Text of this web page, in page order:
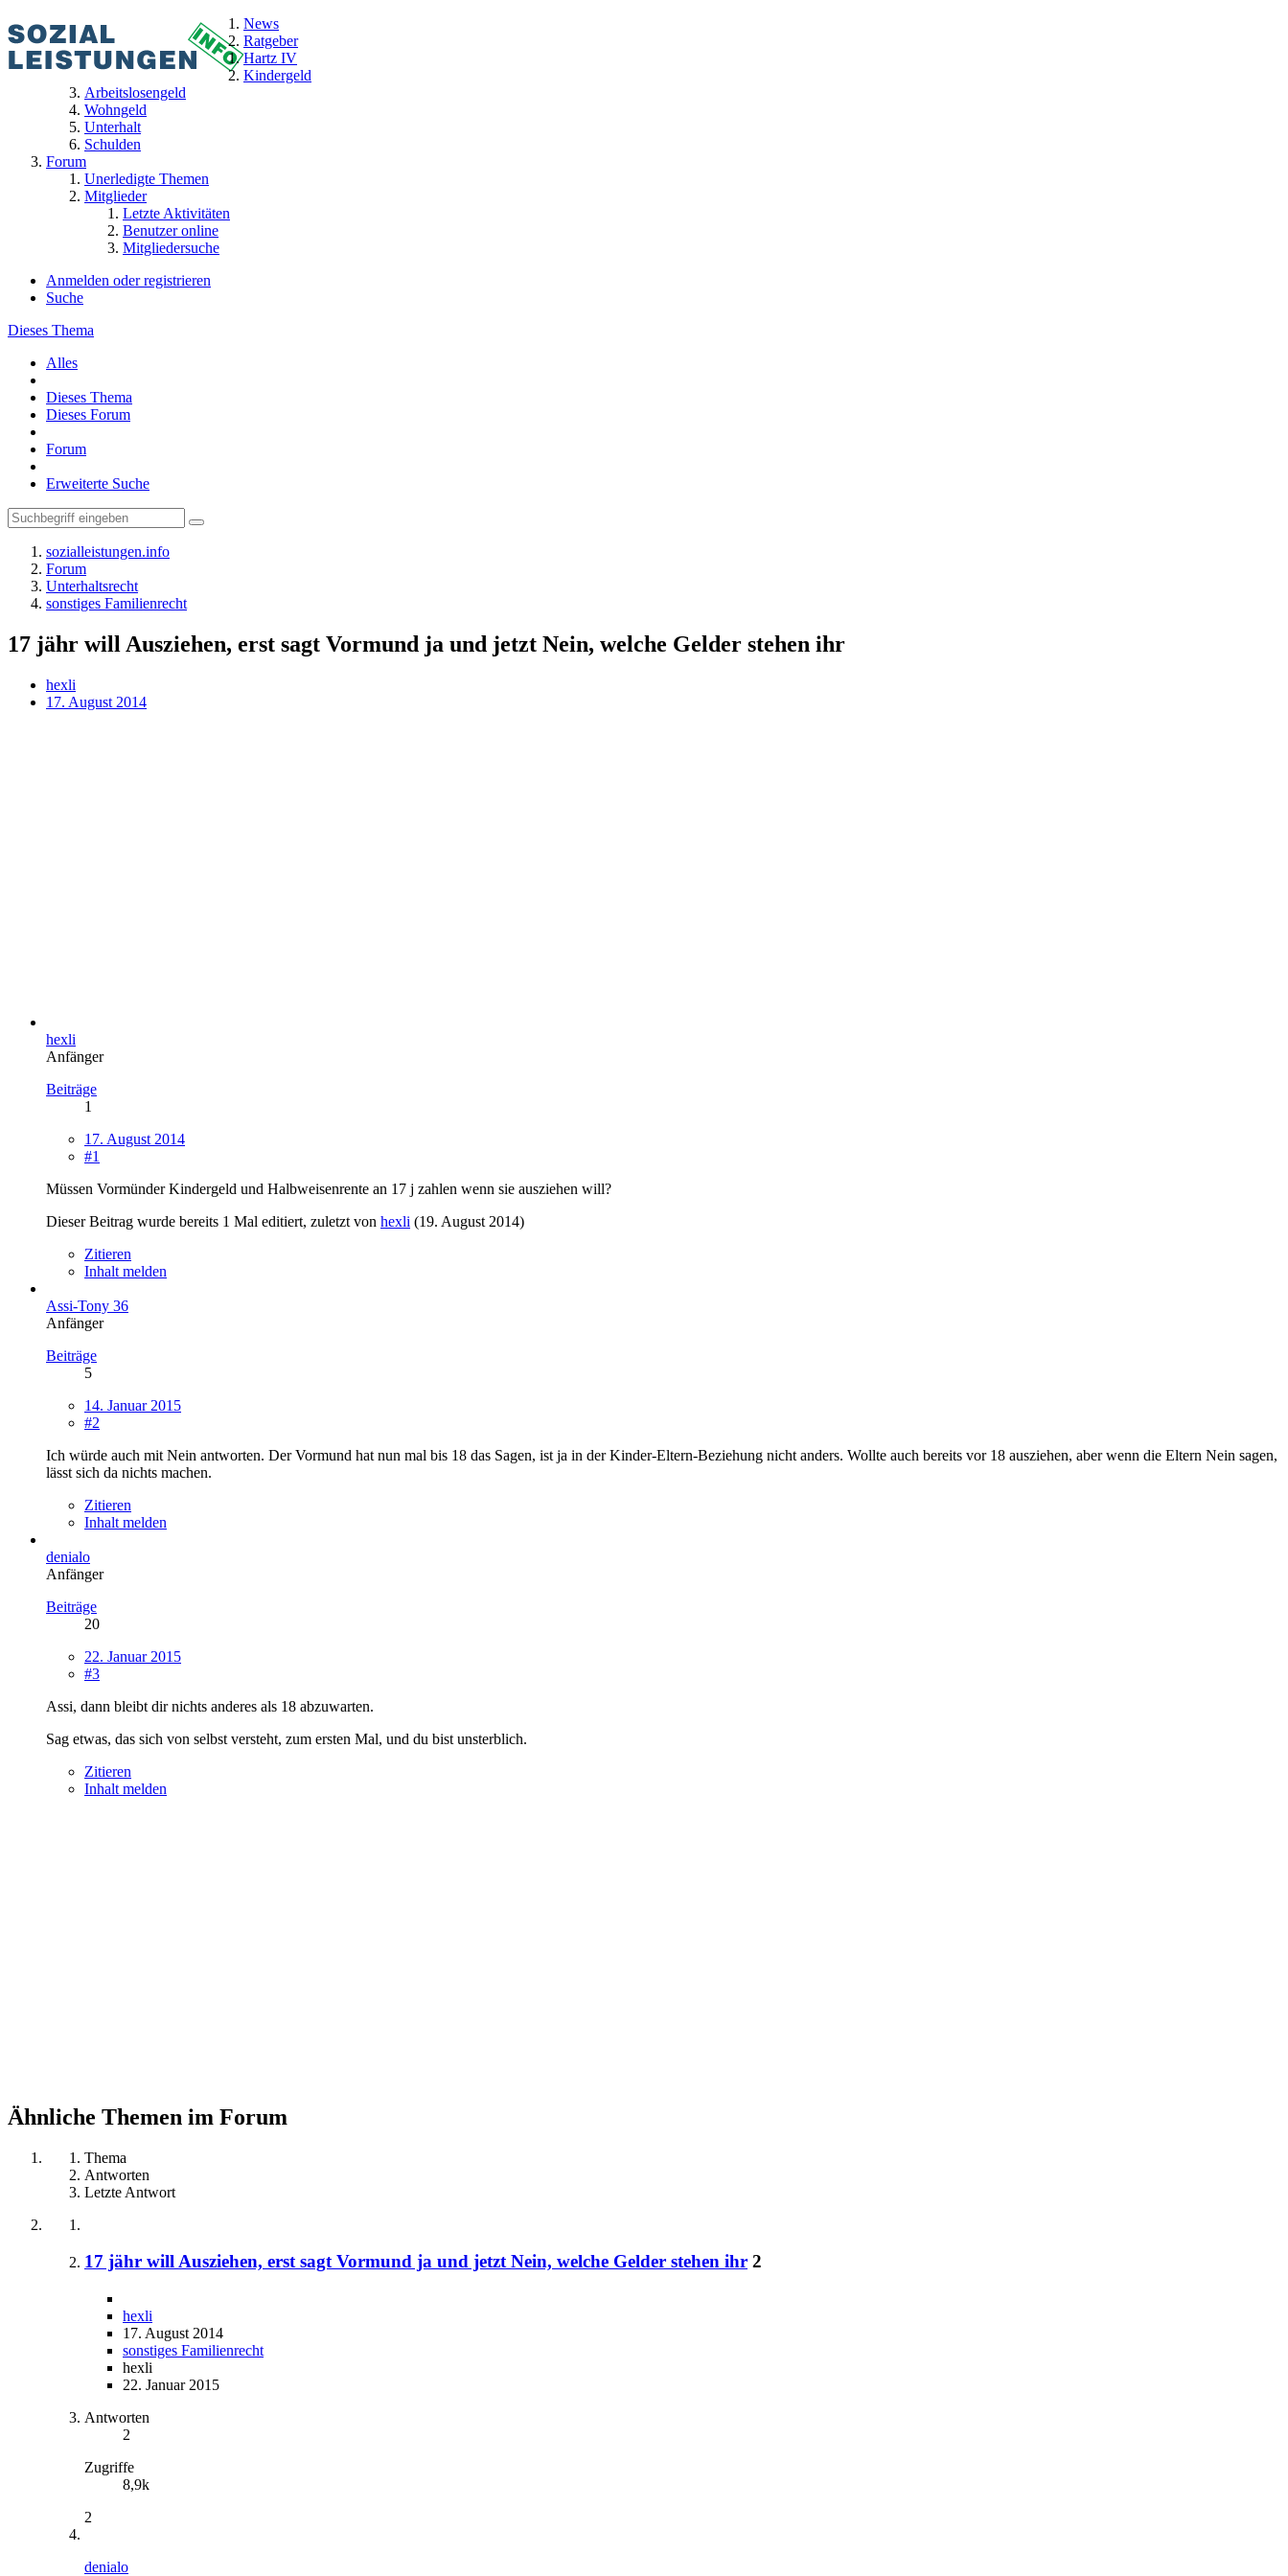
News
Ratgeber
Hartz IV
Kindergeld
Arbeitslosengeld
Wohngeld
Unterhalt
Schulden
Forum
Unerledigte Themen
Mitglieder
Letzte Aktivitäten
Benutzer online
Mitgliedersuche
Anmelden oder registrieren
Suche
Dieses Thema
Alles
Dieses Thema
Dieses Forum
Forum
Erweiterte Suche
sozialleistungen.info
Forum
Unterhaltsrecht
sonstiges Familienrecht
17 jähr will Ausziehen, erst sagt Vormund ja und jetzt Nein, welche Gelder stehen ihr
hexli
17. August 2014
hexli
Anfänger
Beiträge
1
17. August 2014
#1
Müssen Vormünder Kindergeld und Halbweisenrente an 17 j zahlen wenn sie ausziehen will?
Dieser Beitrag wurde bereits 1 Mal editiert, zuletzt von hexli (19. August 2014)
Zitieren
Inhalt melden
Assi-Tony 36
Anfänger
Beiträge
5
14. Januar 2015
#2
Ich würde auch mit Nein antworten. Der Vormund hat nun mal bis 18 das Sagen, ist ja in der Kinder-Eltern-Beziehung nicht anders. Wollte auch bereits vor 18 ausziehen, aber wenn die Eltern Nein sagen,
lässt sich da nichts machen.
Zitieren
Inhalt melden
denialo
Anfänger
Beiträge
20
22. Januar 2015
#3
Assi, dann bleibt dir nichts anderes als 18 abzuwarten.
Sag etwas, das sich von selbst versteht, zum ersten Mal, und du bist unsterblich.
Zitieren
Inhalt melden
Ähnliche Themen im Forum
Thema
Antworten
Letzte Antwort
17 jähr will Ausziehen, erst sagt Vormund ja und jetzt Nein, welche Gelder stehen ihr 2
hexli
17. August 2014
sonstiges Familienrecht
hexli
22. Januar 2015
Antworten
2
Zugriffe
8,9k
2
denialo